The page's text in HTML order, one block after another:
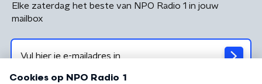
Elke zaterdag het beste van NPO Radio 1 in jouw
mailbox